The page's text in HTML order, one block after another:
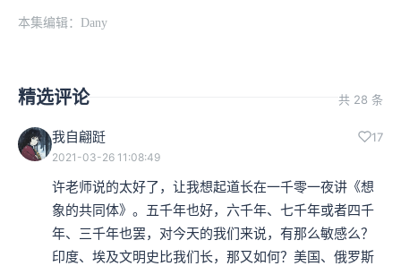
本集编辑：Dany
精选评论 共 28 条
我自翩跹 17
2021-03-26 11:08:49
许老师说的太好了，让我想起道长在一千零一夜讲《想
象的共同体》。五千年也好，六千年、七千年或者四千
年、三千年也罢，对今天的我们来说，有那么敏感么？
印度、埃及文明史比我们长，那又如何？美国、俄罗斯